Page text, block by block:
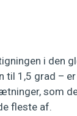
i den
1,5 grad –
som
fleste af.